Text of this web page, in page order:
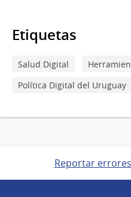
Etiquetas
Salud Digital
Política Digital del Uruguay
Reportar